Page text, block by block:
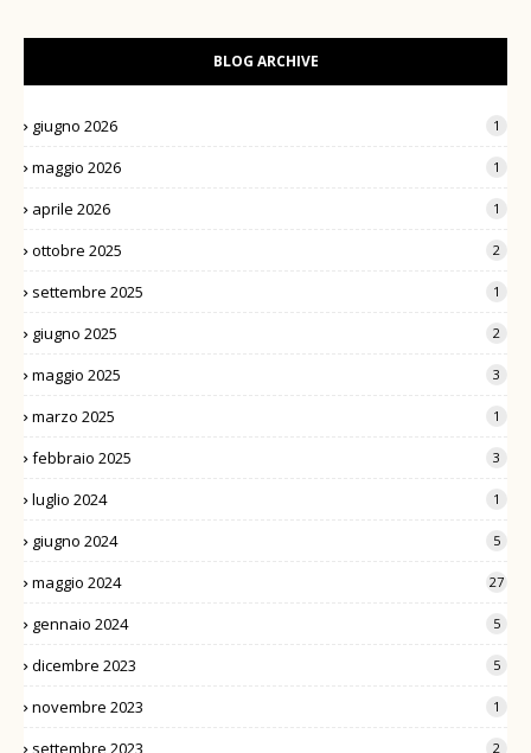
BLOG ARCHIVE
giugno 2026 1
maggio 2026 1
aprile 2026 1
ottobre 2025 2
settembre 2025 1
giugno 2025 2
maggio 2025 3
marzo 2025 1
febbraio 2025 3
luglio 2024 1
giugno 2024 5
maggio 2024 27
gennaio 2024 5
dicembre 2023 5
novembre 2023 1
settembre 2023 2